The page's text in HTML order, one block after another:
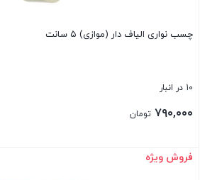
چسب نواری الیاف دار (موازی) ۵ سانت
10 در انبار
۷۹۰,۰۰۰ تومان
بستن
فروش ویژه